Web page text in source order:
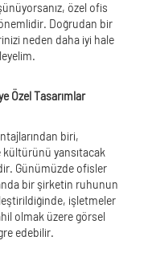
özel ofis
Doğrudan bir
neden daha iyi hale
Özel Tasarımlar
biri,
yansıtacak
Günümüzde ofisler
bir şirketin ruhunun
işletmeler
olmak üzere görsel
edebilir.